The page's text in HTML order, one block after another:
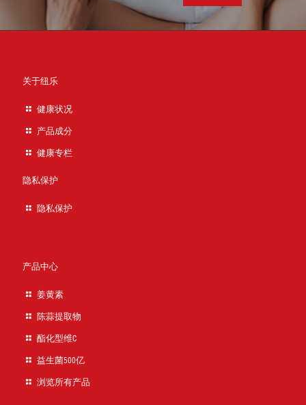
关于纽乐
健康状况
产品成分
健康专栏
隐私保护
隐私保护
产品中心
姜黄素
陈蒜提取物
酯化型维C
益生菌500亿
浏览所有产品